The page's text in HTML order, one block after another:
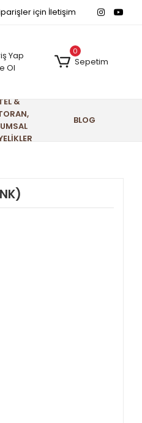
için İletişim
Yap
Ol
0
Sepetim
&
BLOG